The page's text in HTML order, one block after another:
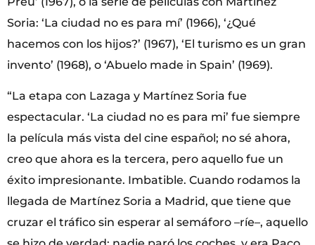
Soria: ‘La ciudad no es para mí’ (1966), ‘¿Qué
hacemos con los hijos?’ (1967), ‘El turismo es un gran
invento’ (1968), o ‘Abuelo made in Spain’ (1969).
“La etapa con Lazaga y Martínez Soria fue
espectacular. ‘La ciudad no es para mi’ fue siempre
la película más vista del cine español; no sé ahora,
creo que ahora es la tercera, pero aquello fue un
éxito impresionante. Imbatible. Cuando rodamos la
llegada de Martínez Soria a Madrid, que tiene que
cruzar el tráfico sin esperar al semáforo –ríe–, aquello